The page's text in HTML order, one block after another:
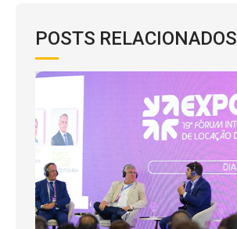
POSTS RELACIONADOS